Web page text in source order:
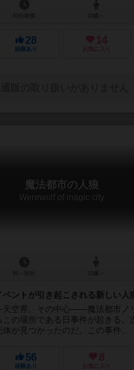
28
経験あり
14
お気に入り
魔法都市の人狼
Werewolf of magic city
ントが引き起こされる新しい人
空界。その中心――魔法都市ノ
この場所である日事件が起きる。
体が見つかったのだ。この事件...
56
経験あり
8
お気に入り